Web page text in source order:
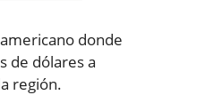
donde
de dólares a
región.